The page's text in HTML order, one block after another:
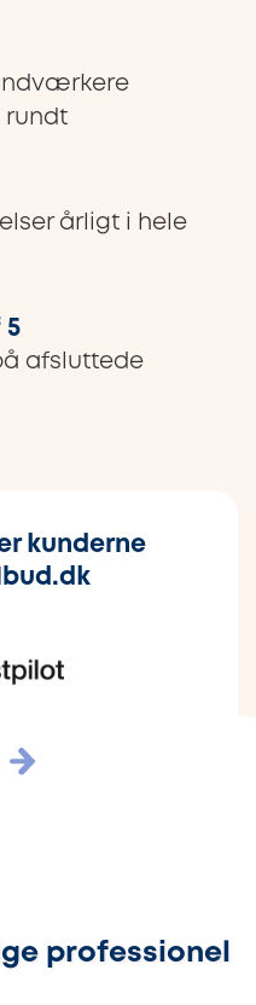
rundt
årligt i hele
5
afsluttede
kunderne
professionel